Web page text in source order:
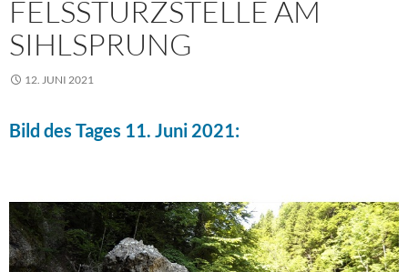
FELSSTURZSTELLE AM
SIHLSPRUNG
12. JUNI 2021
Bild des Tages 11. Juni 2021: